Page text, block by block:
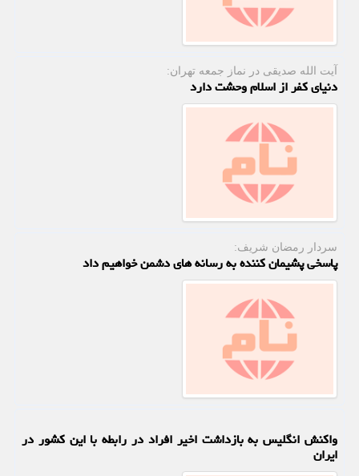
آیت الله صدیقی در نماز جمعه تهران:
دنیای کفر از اسلام وحشت دارد
سردار رمضان شریف:
پاسخی پشیمان کننده به رسانه های دشمن خواهیم داد
واکنش انگلیس به بازداشت اخیر افراد در رابطه با این کشور در
ایران